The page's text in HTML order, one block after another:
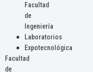
Facultad
de
Ingeniería
Laboratorios
Expotecnológica
Facultad
de